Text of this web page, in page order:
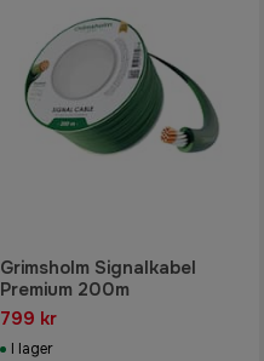
Grimsholm Signalkabel
Premium 200m
799 kr
I lager